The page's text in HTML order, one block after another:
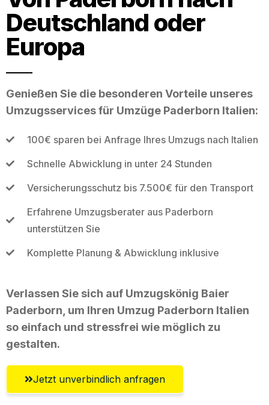
Deutschland oder
Europa
Genießen Sie die besonderen Vorteile unseres
Umzugsservices für Umzüge Paderborn Italien:
100€ sparen bei Anfrage Ihres Umzugs nach Italien
Schnelle Abwicklung in unter 24 Stunden
Versicherungsschutz bis 7.500€ für den Transport
Erfahrene Umzugsberater aus Paderborn
unterstützen Sie
Komplette Planung & Abwicklung inklusive
Verlassen Sie sich auf Umzugskönig Baier
Paderborn, um Ihren Umzug Paderborn Italien
so einfach und stressfrei wie möglich zu
gestalten.
Jetzt unverbindlich anfragen